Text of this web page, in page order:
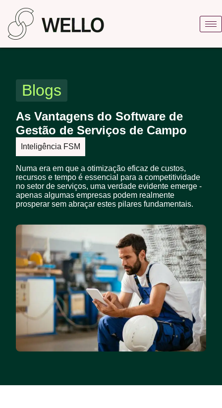
Blogs
As Vantagens do Software de
Gestão de Serviços de Campo
Inteligência FSM
Numa era em que a otimização eficaz de custos,
recursos e tempo é essencial para a competitividade
no setor de serviços, uma verdade evidente emerge -
apenas algumas empresas podem realmente
prosperar sem abraçar estes pilares fundamentais.